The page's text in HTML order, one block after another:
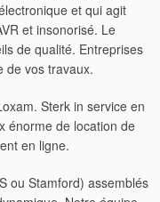
et qui agit
et insonorisé. Le
de qualité. Entreprises
de vos travaux.
Sterk in service en
énorme de location de
en ligne.
ou Stamford) assemblés